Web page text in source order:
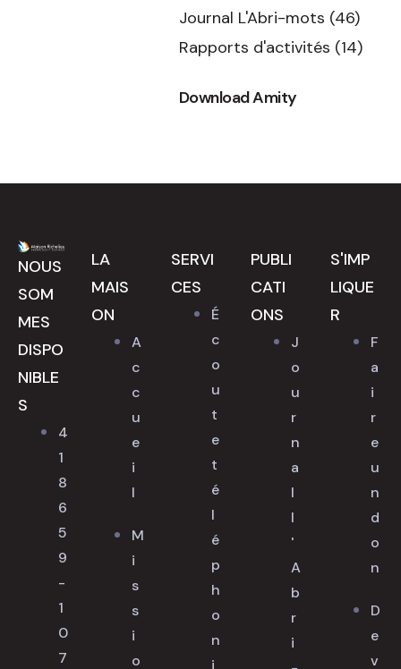
Journal L'Abri-mots (46)
Rapports d'activités (14)
Download Amity
NOUS
SOM
MES
DISPO
NIBLE
S
4
1
8
6
5
9
-
1
0
7
LA
MAIS
ON
A
c
c
u
e
i
l
M
i
s
s
i
o
SERVI
CES
É
c
o
u
t
e
t
é
l
é
p
h
o
n
i
PUBLI
CATI
ONS
J
o
u
r
n
a
l
l
'
A
b
r
i
S'IMP
LIQUE
R
F
a
i
r
e
u
n
d
o
n
D
e
v